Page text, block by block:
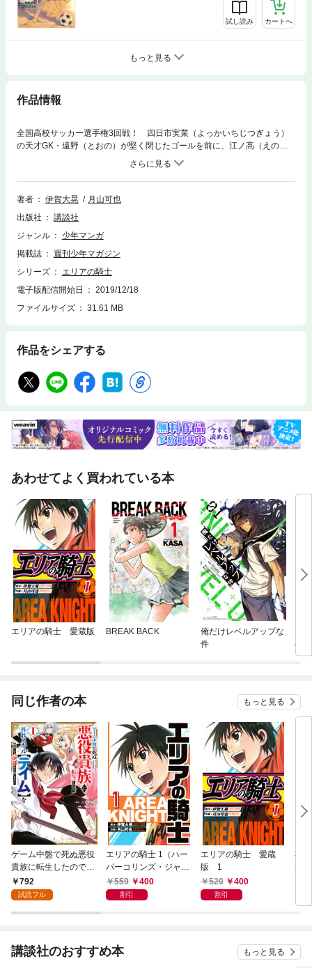
試し読み カートへ
もっと見る
作品情報
全国高校サッカー選手権3回戦！ 四日市実業（よっかいちじつぎょう）
の天才GK・遠野（とおの）が堅く閉じたゴールを前に、江ノ高（えのこ
う）は全員で総攻撃をかける!! 江ノ高のGK、努力の男・李秋俊（り・あ
きとし）も、気迫あふれるセーブ連発でゴールを死守!! 守護神VS.守護神
の熱い戦い！ そして、駆（かける）たちの諦めない心は、ゴールへ届く
のか!?
著者 伊賀大晃
月山可也
出版社
講談社
ジャンル
少年マンガ
掲載誌
週刊少年マガジン
シリーズ
エリアの騎士
電子版配信開始日
2019/12/18
ファイルサイズ
31.61 MB
作品をシェアする
あわせてよく買われている本
エリアの騎士 愛蔵版 BREAK BACK
俺だけレベルアップな
件
の
同じ作者の本 もっと見る
ゲーム中盤で死ぬ悪役
貴族に転生したので、
外れスキル【テイム】
を駆使して最強を目指
792
試読フル
エリアの騎士 1（ハー
パーコリンズ・ジャパ
ン×アルト出版）
559 400
割引
エリアの騎士 愛蔵
版 1
520
400
割引
神
行
講談社のおすすめ本 もっと見る